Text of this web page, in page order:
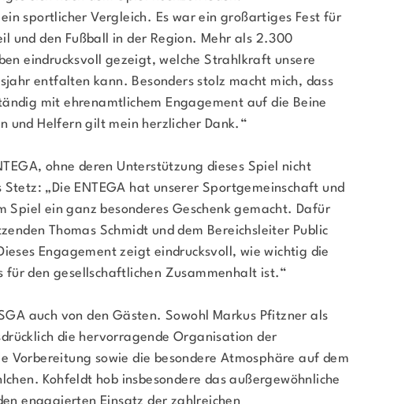
sportlicher Vergleich. Es war ein großartiges Fest für
und den Fußball in der Region. Mehr als 2.300
eindrucksvoll gezeigt, welche Strahlkraft unsere
entfalten kann. Besonders stolz macht mich, dass
mit ehrenamtlichem Engagement auf die Beine
und Helfern gilt mein herzlicher Dank.“
ohne deren Unterstützung dieses Spiel nicht
„Die ENTEGA hat unserer Sportgemeinschaft und
Spiel ein ganz besonderes Geschenk gemacht. Dafür
Thomas Schmidt und dem Bereichsleiter Public
Engagement zeigt eindrucksvoll, wie wichtig die
für den gesellschaftlichen Zusammenhalt ist.“
auch von den Gästen. Sowohl Markus Pfitzner als
die hervorragende Organisation der
Vorbereitung sowie die besondere Atmosphäre auf dem
Kohfeldt hob insbesondere das außergewöhnliche
engagierten Einsatz der zahlreichen